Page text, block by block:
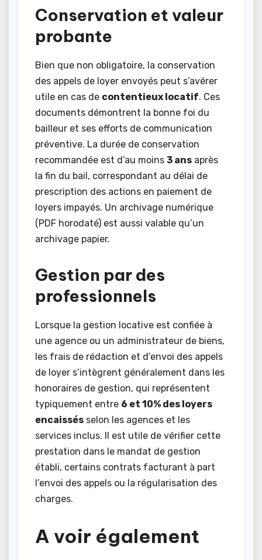
Conservation et valeur
probante
Bien que non obligatoire, la conservation
des appels de loyer envoyés peut s’avérer
utile en cas de contentieux locatif. Ces
documents démontrent la bonne foi du
bailleur et ses efforts de communication
préventive. La durée de conservation
recommandée est d’au moins 3 ans après
la fin du bail, correspondant au délai de
prescription des actions en paiement de
loyers impayés. Un archivage numérique
(PDF horodaté) est aussi valable qu’un
archivage papier.
Gestion par des
professionnels
Lorsque la gestion locative est confiée à
une agence ou un administrateur de biens,
les frais de rédaction et d’envoi des appels
de loyer s’intègrent généralement dans les
honoraires de gestion, qui représentent
typiquement entre 6 et 10% des loyers
encaissés selon les agences et les
services inclus. Il est utile de vérifier cette
prestation dans le mandat de gestion
établi, certains contrats facturant à part
l’envoi des appels ou la régularisation des
charges.
A voir également